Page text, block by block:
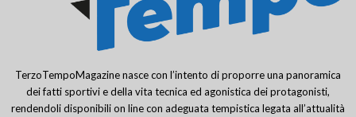
TerzoTempoMagazine nasce con l’intento di proporre una panoramica
dei fatti sportivi e della vita tecnica ed agonistica dei protagonisti,
rendendoli disponibili on line con adeguata tempistica legata all’attualità